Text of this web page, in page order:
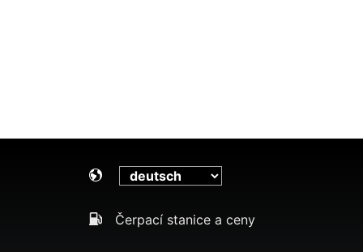
Čerpací stanice a ceny